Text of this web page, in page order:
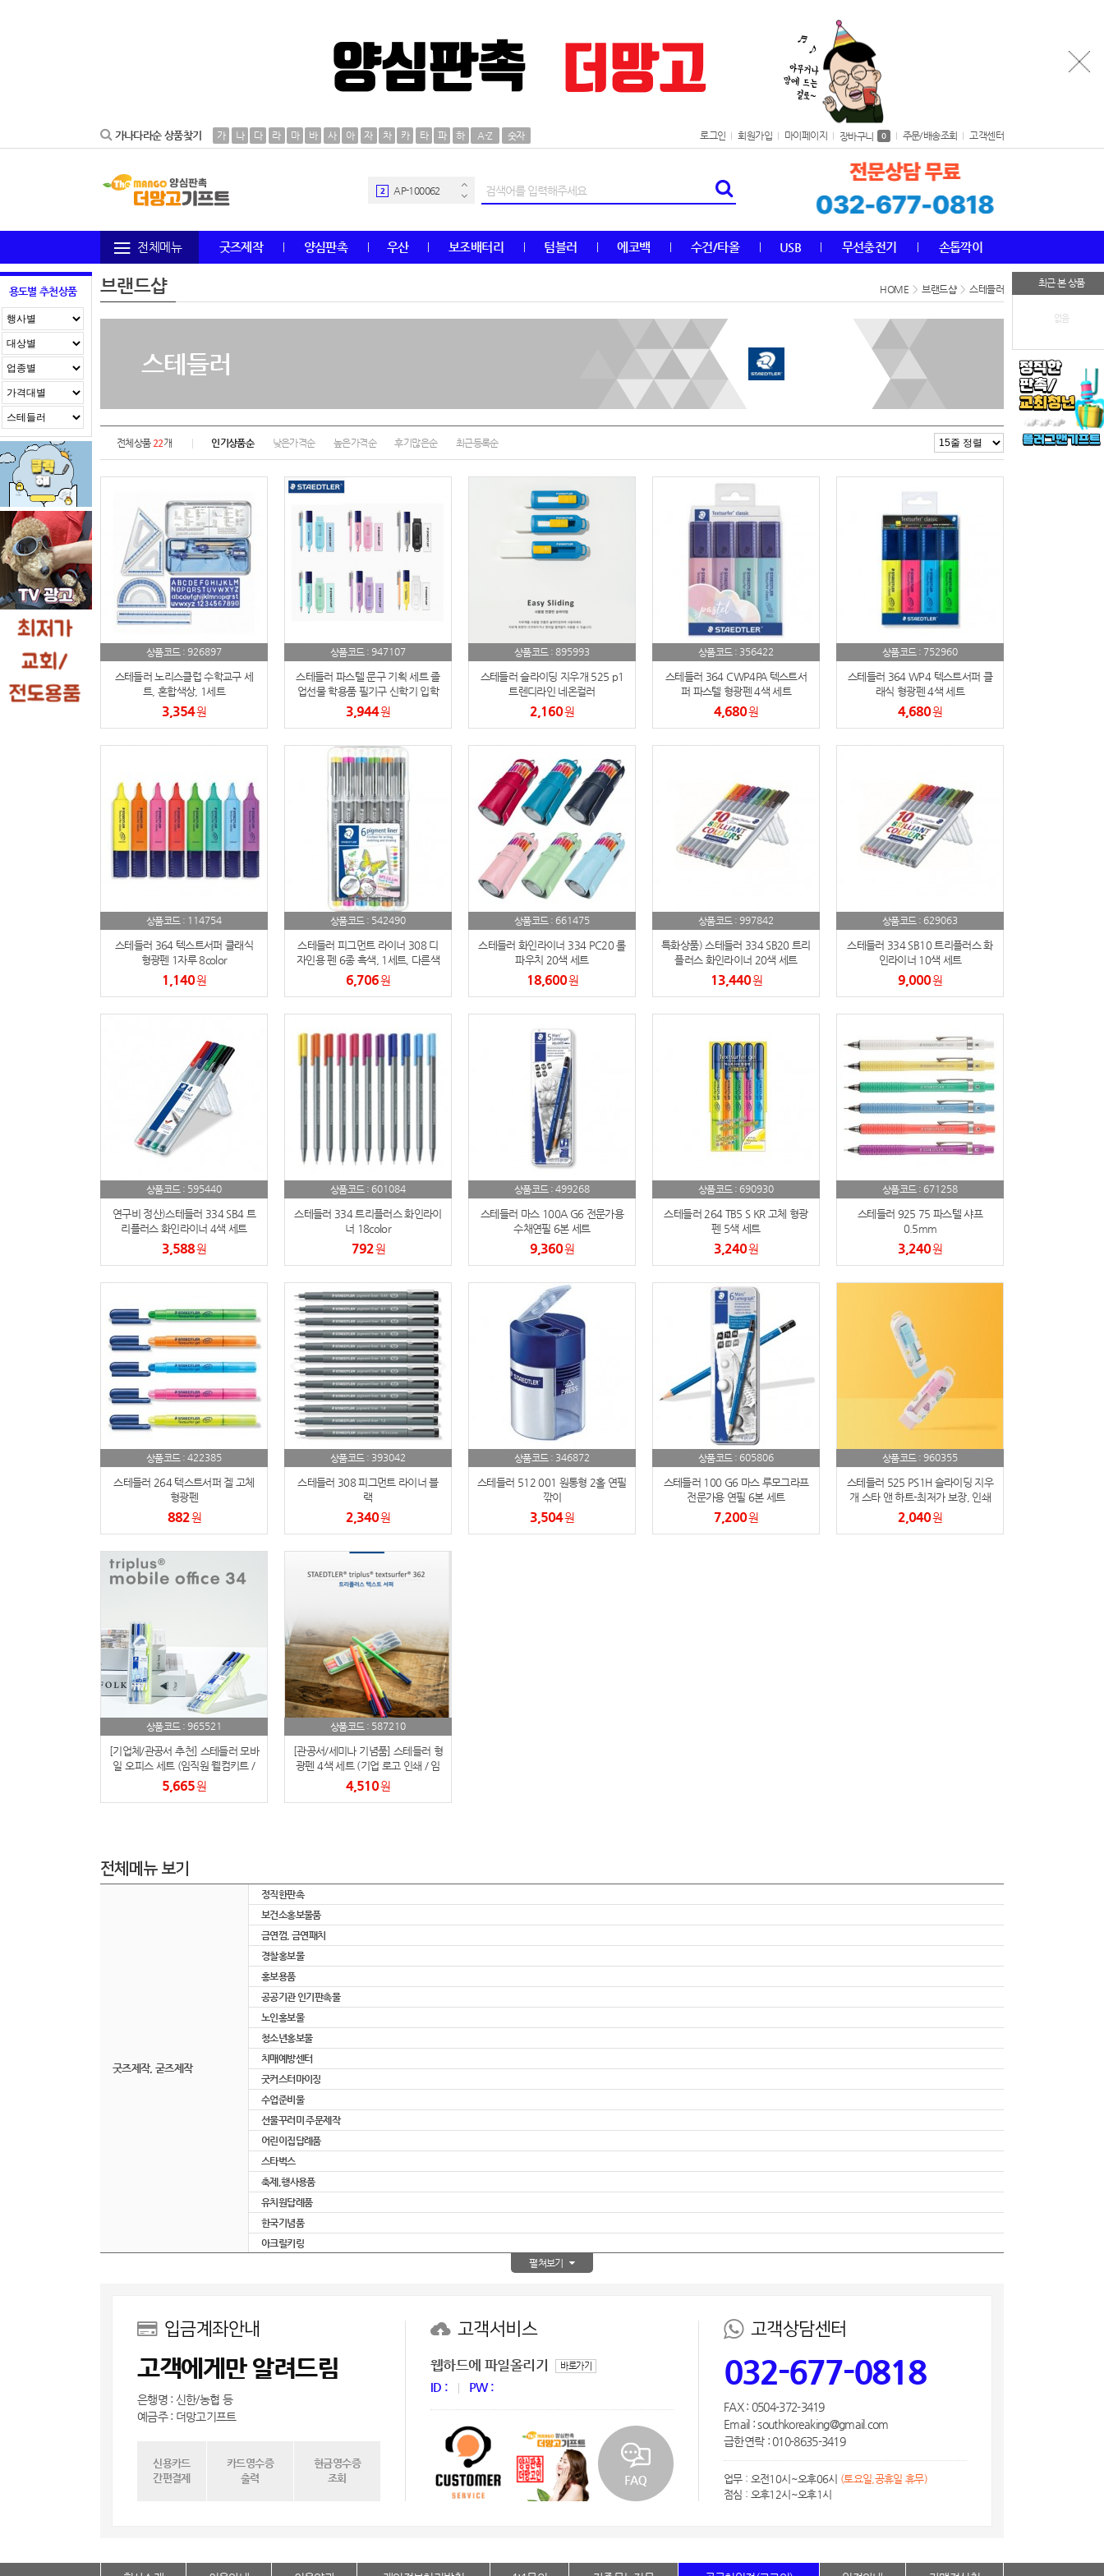
가나다라순 상품찾기 가 나 다 라 마 바 사 아 자 차 카 타 파 하 A-Z 숫자 로그인 회원가입 마이페이지 장바구니 0 주문/배송조회 고객센터
2 AP-100062
4 수건
볼펜
8 텀블러
파우치
10 AP-100125
usb
12 보조배터리
13 송월타올
15 AP-100025
16 쿠션
18 노트
19 스테들러
20 구급
21 물티슈
22 티슈
23 손톱
24
26 보냉
27 AP-100052
29 AP-100084
3 타올
4 수건
5 볼펜
6 양심판촉
7 여행
12 보조배터리
13 송월타올
14 에코백
15 AP-100025
16
20 구급
24 손톱깍이
28 AP-100150
29 AP-100084
전체메뉴 굿즈제작 양심판촉 우산 보조배터리 텀블러 에코백 수건/타올 USB 무선충전기 손톱깍이
용도별 추천상품
최근 본 상품
없음
브랜드샵 HOME > 브랜드샵 > 스테들러
스테들러
전체상품 22개 인기상품순 낮은가격순 높은가격순 후기많은순 최근등록순
상품코드 : 926897
스테들러 노리스클럽 수학교구 세
트, 혼합색상, 1세트
3,354원
상품코드 : 947107
스테들러 파스텔 문구 기획 세트 졸
업선물 학용품 필기구 신학기 입학
선물 문구세트(파스텔4종문구)
3,944원
상품코드 : 895993
스테들러 슬라이딩 지우개 525 p1
트렌디라인 네온컬러
2,160원
상품코드 : 356422
스테들러 364 CWP4PA 텍스트서
퍼 파스텔 형광펜 4색 세트
4,680원
상품코드 : 752960
스테들러 364 WP4 텍스트서퍼 클
래식 형광펜 4색 세트
4,680원
상품코드 : 114754
스테들러 364 텍스트서퍼 클래식
형광펜 1자루 8color
1,140원
상품코드 : 542490
스테들러 피그먼트 라이너 308 디
자인용 펜 6종 흑색, 1세트, 다른색
은 문의, 인쇄가능합니다
6,706원
상품코드 : 661475
스테들러 화인라이너 334 PC20 롤
파우치 20색 세트
18,600원
상품코드 : 997842
특화상품) 스테들러 334 SB20 트리
플러스 화인라이너 20색 세트
13,440원
상품코드 : 629063
스테들러 334 SB10 트리플러스 화
인라이너 10색 세트
9,000원
상품코드 : 595440
연구비 정산)스테들러 334 SB4 트
리플러스 화인라이너 4색 세트
3,588원
상품코드 : 601084
스테들러 334 트리플러스 화인라이
너 18color
792원
상품코드 : 499268
스테들러 마스 100A G6 전문가용
수채연필 6본 세트
9,360원
상품코드 : 690930
스테들러 264 TB5 S KR 고체 형광
펜 5색 세트
3,240원
상품코드 : 671258
스테들러 925 75 파스텔 샤프
0.5mm
3,240원
상품코드 : 422385
스테들러 264 텍스트서퍼 겔 고체
형광펜
882원
상품코드 : 393042
스테들러 308 피그먼트 라이너 블
랙
2,340원
상품코드 : 346872
스테들러 512 001 원통형 2홀 연필
깎이
3,504원
상품코드 : 605806
스테들러 100 G6 마스 루모그라프
전문가용 연필 6본 세트
7,200원
상품코드 : 960355
스테들러 525 PS1H 슬라이딩 지우
개 스타 앤 하트-최저가 보장, 인쇄
가능
2,040원
상품코드 : 965521
[기업체/관공서 추천] 스테들러 모바
일 오피스 세트 (임직원 웰컴키트 /
VIP 세미나 기념품 / 로고 인쇄 가
5,665원
상품코드 : 587210
[관공서/세미나 기념품] 스테들러 형
광펜 4색 세트 (기업 로고 인쇄 / 임
직원 웰컴키트 추천 / 납기 준수)
4,510원
전체메뉴 보기
굿즈제작, 굳즈제작
정직한판촉
보건소홍보물품
금연껌, 금연패치
경찰홍보물
홍보용품
공공기관 인기판촉물
노인홍보물
청소년홍보물
치매예방센터
굿커스터마이징
수업준비물
선물꾸러미 주문제작
어린이집답례품
스타벅스
축제,행사용품
유치원답례품
한국기념품
아크릴키링
펼쳐보기
입금계좌안내
고객에게만 알려드림
은행명 : 신한/농협 등
예금주 : 더망고기프트
신용카드
간편결제
카드영수증
출력
현금영수증
조회
고객서비스
웹하드에 파일올리기 바로가기
ID : PW :
고객상담센터
032-677-0818
FAX : 0504-372-3419
Email : southkoreaking@gmail.com
급한연락 : 010-8635-3419
업무 : 오전10시~오후06시 (토요일,공휴일 휴무)
점심 : 오후12시~오후1시